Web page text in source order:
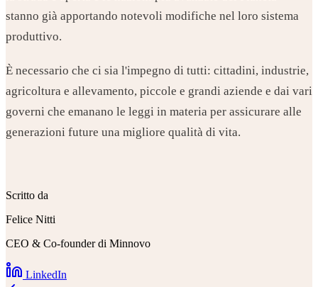
stanno già apportando notevoli modifiche nel loro sistema
produttivo.
È necessario che ci sia l'impegno di tutti: cittadini, industrie,
agricoltura e allevamento, piccole e grandi aziende e dai vari
governi che emanano le leggi in materia per assicurare alle
generazioni future una migliore qualità di vita.
Scritto da
Felice Nitti
CEO & Co-founder di Minnovo
LinkedIn